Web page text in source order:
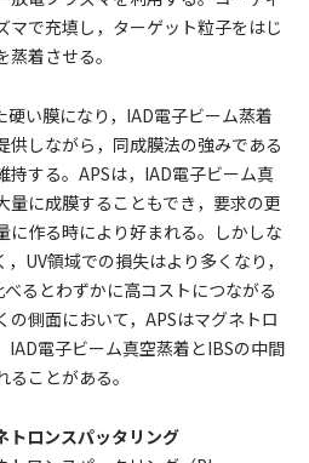
マで充填し，ターゲット粒子をはじ
着させる。
い膜になり，IAD電子ビーム蒸着
供しながら，同成膜法の強みである
持する。APSは，IAD電子ビーム真
量に成膜することもでき，要求の更
に作る時により好まれる。しかしな
UV領域での損失はより多くなり，
るとわずかに高コストにつながる
側面において，APSはマグネトロ
IAD電子ビーム真空蒸着とIBSの中間
ことがある。
トロンスパッタリング